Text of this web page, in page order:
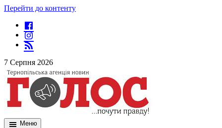
Перейти до контенту
7 Серпня 2026
Меню